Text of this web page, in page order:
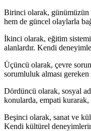
Birinci olarak, günümüzün
hem de güncel olaylarla
İkinci olarak, eğitim
alanlardır. Kendi
Üçüncü olarak, çevre
sorumluluk alması
Dördüncü olarak, sosyal
konularda, empati kurarak,
Beşinci olarak, sanat ve
Kendi kültürel